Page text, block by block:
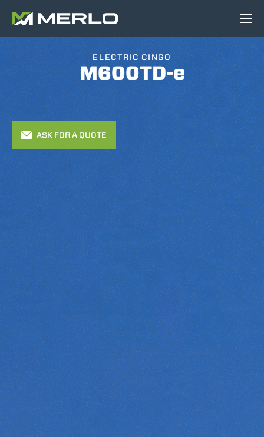
ELECTRIC CINGO
M600TD-e
ASK FOR A QUOTE